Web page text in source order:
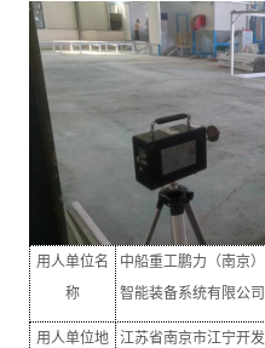
用人单位名
称
中船重工鹏力（南京）
智能装备系统有限公司
用人单位地
江苏省南京市江宁开发